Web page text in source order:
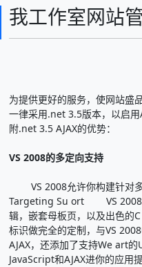
我工作室网站
为提供更好的服务，使网站盛
一律采用.net 3.5版本，以启用
附.net 3.5 AJAX的优势：
VS 2008的多定向支持
VS 2008允许你构建针对
Targeting Su ort VS 2008
辑，嵌套母板页，以及出色
标识做完全的定制，与VS
AJAX，还添加了支持We art
JavaScript和AJAX进你的